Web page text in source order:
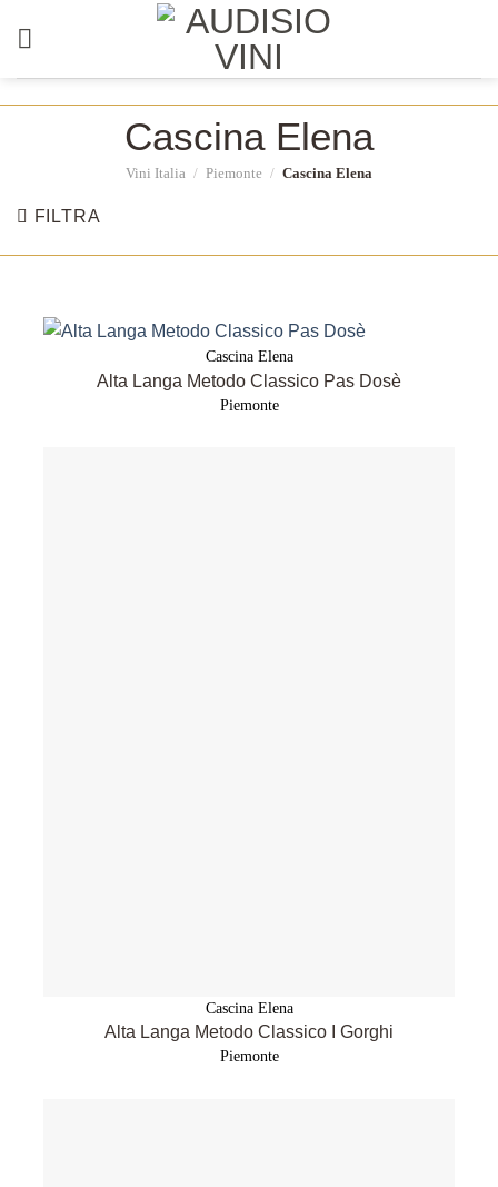
Cascina Elena
Vini Italia / Piemonte / Cascina Elena
FILTRA
Cascina Elena
Alta Langa Metodo Classico Pas Dosè
Piemonte
Cascina Elena
Alta Langa Metodo Classico I Gorghi
Piemonte